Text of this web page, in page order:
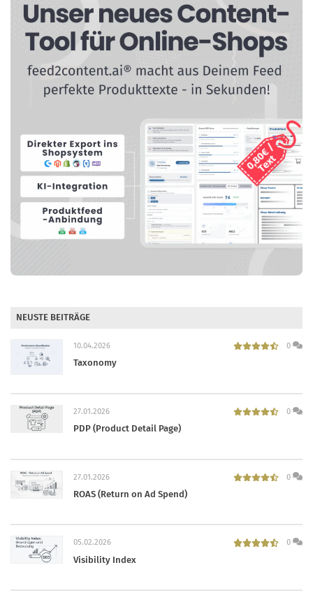
NEUSTE BEITRÄGE
10.04.2026 0
Taxonomy
27.01.2026 0
PDP (Product Detail Page)
27.01.2026 0
ROAS (Return on Ad Spend)
05.02.2026 0
Visibility Index